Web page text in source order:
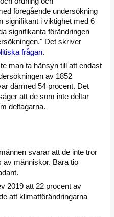
föregående undersökning
signifikant i viktighet med 6
signifikanta förändringen
Det skriver
frågan.
man ta hänsyn till att endast
av 1852
därmed 54 procent. Det
att de som inte deltar
deltagarna.
svarar att de inte tror
av människor. Bara tio
2019 att 22 procent av
att klimatförändringarna